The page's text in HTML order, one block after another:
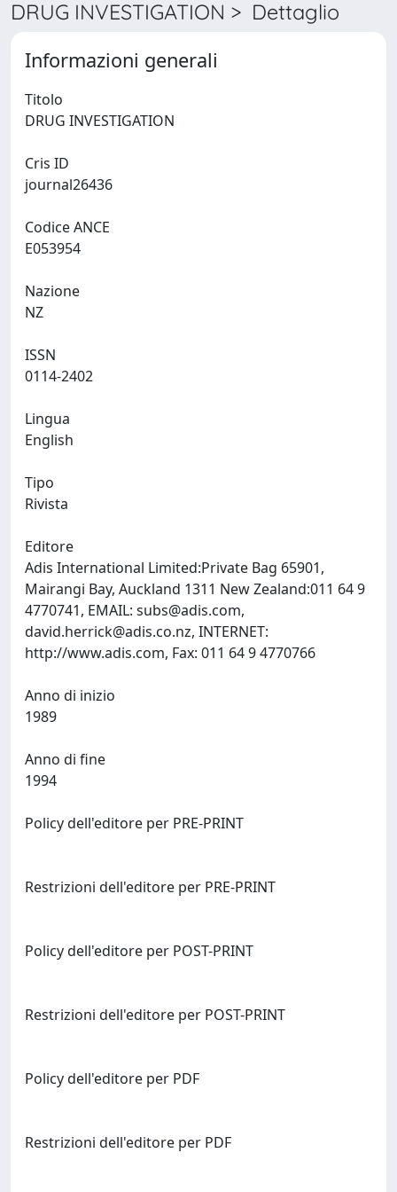
DRUG INVESTIGATION > Dettaglio
Informazioni generali
Titolo
Cris ID
Codice ANCE
Nazione
ISSN
Lingua
Tipo
Rivista
Editore
Adis International Limited:Private Bag 65901,
Mairangi Bay, Auckland 1311 New Zealand:011 64 9
4770741, EMAIL: subs@adis.com,
david.herrick@adis.co.nz, INTERNET:
Anno di inizio
Anno di fine
Policy dell'editore per PRE-PRINT
Restrizioni dell'editore per PRE-PRINT
Policy dell'editore per POST-PRINT
Restrizioni dell'editore per POST-PRINT
Policy dell'editore per PDF
Restrizioni dell'editore per PDF